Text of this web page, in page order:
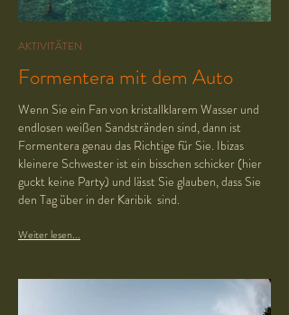
AKTIVITÄTEN
Formentera mit dem Auto
Wenn Sie ein Fan von kristallklarem Wasser und
endlosen weißen Sandstränden sind, dann ist
Formentera genau das Richtige für Sie. Ibizas
kleinere Schwester ist ein bisschen schicker (hier
guckt keine Party) und lässt Sie glauben, dass Sie
den Tag über in der Karibik sind.
Weiter lesen...